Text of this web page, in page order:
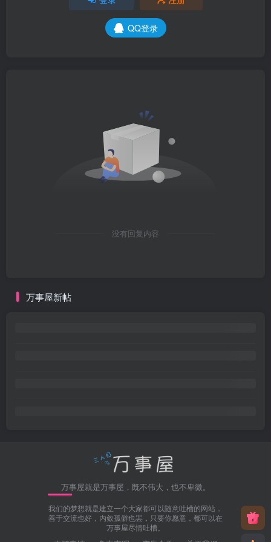
QQ登录
没有回复内容
万事屋新帖
万事屋就是万事屋，既不伟大，也不卑微。
我们的梦想就是建立一个大家都可以随意吐槽的网站，
善于交流也好，内敛孤僻也罢，只要你愿意，都可以在
万事屋尽情吐槽。